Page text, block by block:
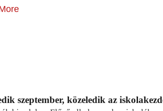
szeptember, közeledik az